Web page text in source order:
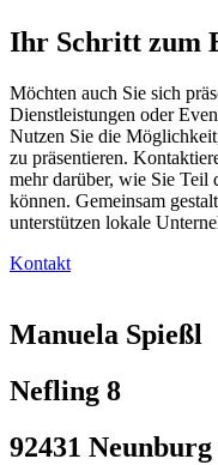
Ihr Schritt zum
Möchten auch Sie sich
Dienstleistungen oder
Nutzen Sie die
zu präsentieren.
mehr darüber, wie Sie Teil
können. Gemeinsam
unterstützen lokale
Kontakt
Manuela Spießl
Nefling 8
92431